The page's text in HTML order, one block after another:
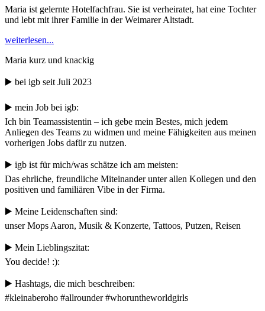
Maria ist gelernte Hotelfachfrau. Sie ist verheiratet, hat eine Tochter
und lebt mit ihrer Familie in der Weimarer Altstadt.
weiterlesen...
Maria kurz und knackig
▶️ bei igb seit Juli 2023
▶️ mein Job bei igb:
Ich bin Teamassistentin – ich gebe mein Bestes, mich jedem
Anliegen des Teams zu widmen und meine Fähigkeiten aus meinen
vorherigen Jobs dafür zu nutzen.
▶️ igb ist für mich/was schätze ich am meisten:
Das ehrliche, freundliche Miteinander unter allen Kollegen und den
positiven und familiären Vibe in der Firma.
▶️ Meine Leidenschaften sind:
unser Mops Aaron, Musik & Konzerte, Tattoos, Putzen, Reisen
▶️ Mein Lieblingszitat:
You decide! :):
▶️ Hashtags, die mich beschreiben:
#kleinaberoho #allrounder #whoruntheworldgirls